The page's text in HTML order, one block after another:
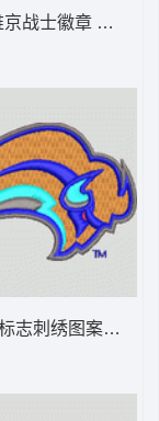
战士徽章 武士标
志刺绣图案 鸟标